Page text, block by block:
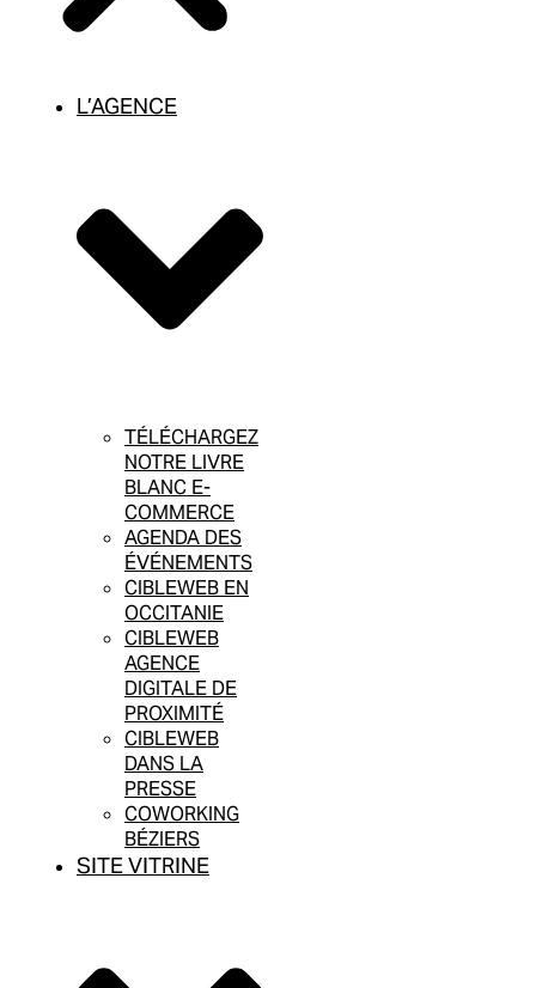
L’AGENCE
TÉLÉCHARGEZ
NOTRE LIVRE
BLANC E-
COMMERCE
AGENDA DES
ÉVÉNEMENTS
CIBLEWEB EN
OCCITANIE
CIBLEWEB
AGENCE
DIGITALE DE
PROXIMITÉ
CIBLEWEB
DANS LA
PRESSE
COWORKING
BÉZIERS
SITE VITRINE